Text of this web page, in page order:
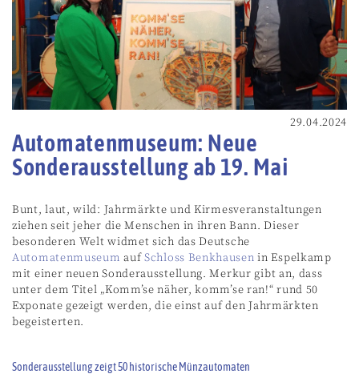
29.04.2024
Automatenmuseum: Neue
Sonderausstellung ab 19. Mai
Bunt, laut, wild: Jahrmärkte und Kirmesveranstaltungen
ziehen seit jeher die Menschen in ihren Bann. Dieser
besonderen Welt widmet sich das Deutsche
Automatenmuseum aufSchloss Benkhausen in Espelkamp
mit einer neuen Sonderausstellung. Merkur gibt an, dass
unter dem Titel „Komm’se näher, komm’se ran!“ rund 50
Exponate gezeigt werden, die einst auf den Jahrmärkten
begeisterten.
Sonderausstellung zeigt 50 historische Münzautomaten